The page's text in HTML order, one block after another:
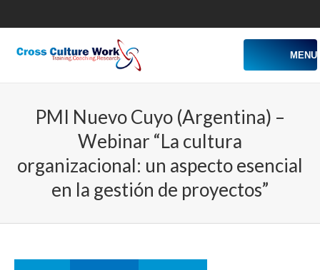
MENU
PMI Nuevo Cuyo (Argentina) –
Webinar “La cultura
organizacional: un aspecto esencial
en la gestión de proyectos”